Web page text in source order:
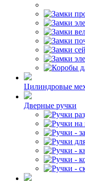
Цилиндровые
Дверные ручки